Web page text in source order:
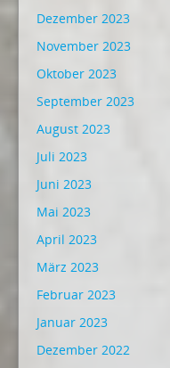
Dezember 2023
November 2023
Oktober 2023
September 2023
August 2023
Juli 2023
Juni 2023
Mai 2023
April 2023
März 2023
Februar 2023
Januar 2023
Dezember 2022